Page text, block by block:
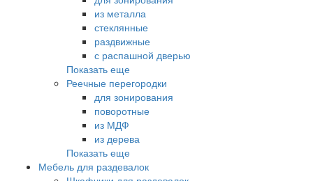
из металла
стеклянные
раздвижные
с распашной дверью
Показать еще
Реечные перегородки
для зонирования
поворотные
из МДФ
из дерева
Показать еще
Мебель для раздевалок